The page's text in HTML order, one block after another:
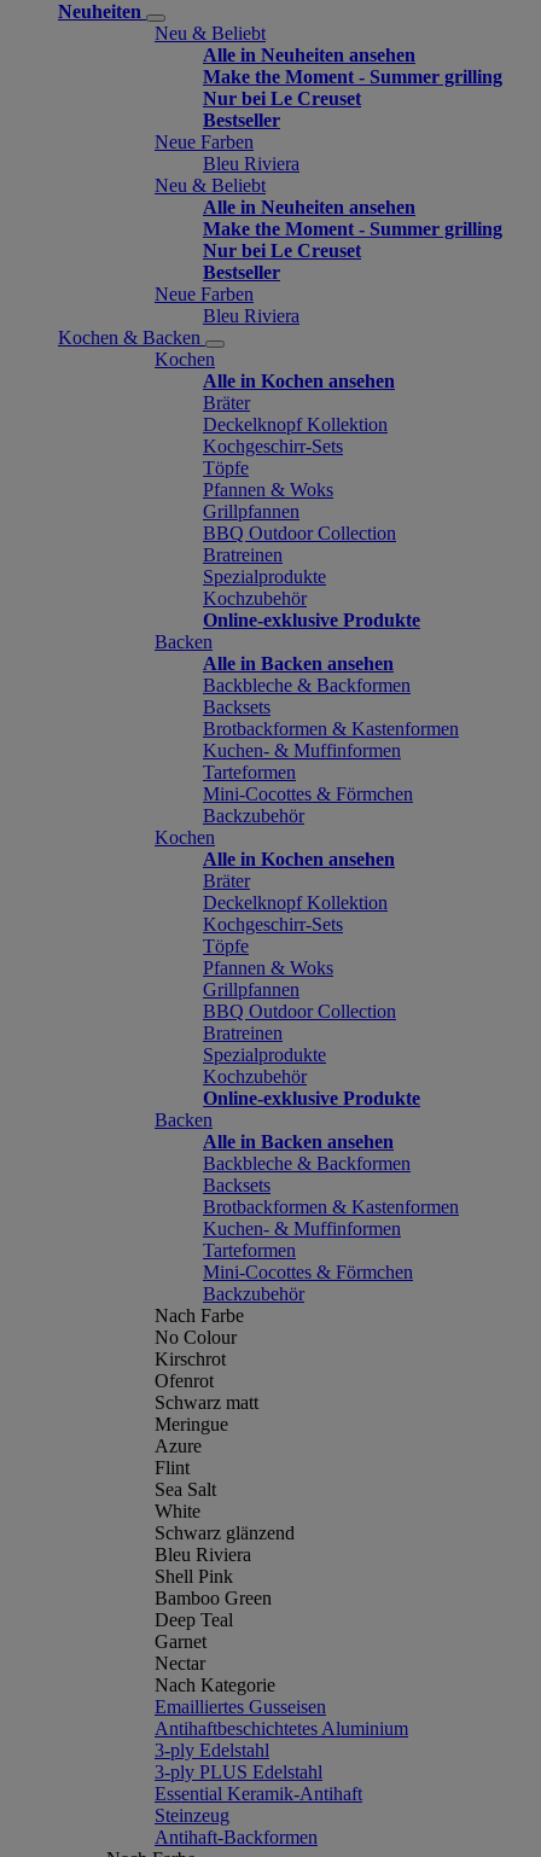
Neuheiten
Neu & Beliebt
Alle in Neuheiten ansehen
Make the Moment - Summer grilling
Nur bei Le Creuset
Bestseller
Neue Farben
Bleu Riviera
Neu & Beliebt
Alle in Neuheiten ansehen
Make the Moment - Summer grilling
Nur bei Le Creuset
Bestseller
Neue Farben
Bleu Riviera
Kochen & Backen
Kochen
Alle in Kochen ansehen
Bräter
Deckelknopf Kollektion
Kochgeschirr-Sets
Töpfe
Pfannen & Woks
Grillpfannen
BBQ Outdoor Collection
Bratreinen
Spezialprodukte
Kochzubehör
Online-exklusive Produkte
Backen
Alle in Backen ansehen
Backbleche & Backformen
Backsets
Brotbackformen & Kastenformen
Kuchen- & Muffinformen
Tarteformen
Mini-Cocottes & Förmchen
Backzubehör
Kochen
Alle in Kochen ansehen
Bräter
Deckelknopf Kollektion
Kochgeschirr-Sets
Töpfe
Pfannen & Woks
Grillpfannen
BBQ Outdoor Collection
Bratreinen
Spezialprodukte
Kochzubehör
Online-exklusive Produkte
Backen
Alle in Backen ansehen
Backbleche & Backformen
Backsets
Brotbackformen & Kastenformen
Kuchen- & Muffinformen
Tarteformen
Mini-Cocottes & Förmchen
Backzubehör
Nach Farbe
No Colour
Kirschrot
Ofenrot
Schwarz matt
Meringue
Azure
Flint
Sea Salt
White
Schwarz glänzend
Bleu Riviera
Shell Pink
Bamboo Green
Deep Teal
Garnet
Nectar
Nach Kategorie
Emailliertes Gusseisen
Antihaftbeschichtetes Aluminium
3-ply Edelstahl
3-ply PLUS Edelstahl
Essential Keramik-Antihaft
Steinzeug
Antihaft-Backformen